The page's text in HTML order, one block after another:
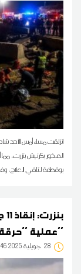
انزلقت مساء أمس الأحد
الصخور بكرنيش بنزرت،
بوقطفة لتلقي العلاج،
عملية ''حرقة''
28 22:46 2025 جويلية